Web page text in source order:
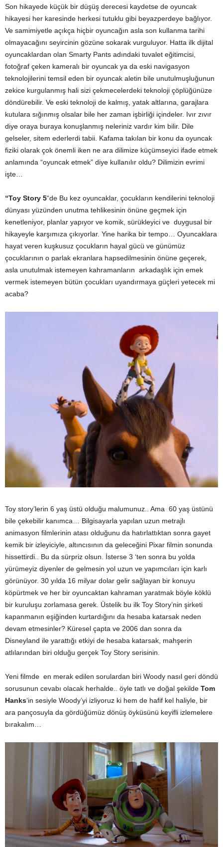
Son hikayede küçük bir düşüş derecesi kaydetse de oyuncak
hikayesi her karesinde herkesi tutuklu gibi beyazperdeye bağlıyor.
Ve samimiyetle açıkça hiçbir oyuncağın asla son kullanma tarihi
olmayacağını seyircinin gözüne sokarak vurguluyor. Hatta ilk dijital
oyuncaklardan olan Smarty Pants adındaki tuvalet eğitimcisi,
fotoğraf çeken kameralı bir oyuncak ya da eski navigasyon
teknolojilerini temsil eden bir oyuncak aletin bile unutulmuşluğunun
zekice kurgulanmış hali sizi çekmecelerdeki teknoloji çöplüğünüze
döndürebilir. Ve eski teknoloji de kalmış, yatak altlarına, garajlara
kutulara sığınmış olsalar bile her zaman işbirliği içindeler. Ivır zıvır
diye oraya buraya konuşlanmış neleriniz vardır kim bilir. Dile
gelseler, sitem ederlerdi tabii. Kafama takılan bir konu da oyuncak
fiziki olarak çok önemli iken ne ara dilimize küçümseyici ifade etmek
anlamında “oyuncak etmek” diye kullanılır oldu? Dilimizin evrimi
işte…
“Toy Story 5“de Bu kez oyuncaklar, çocukların kendilerini teknoloji
dünyası yüzünden unutma tehlikesinin önüne geçmek için
kenetleniyor, planlar yapıyor ve komik, sürükleyici ve duygusal bir
hikayeyle karşımıza çıkıyorlar. Yine harika bir tempo… Oyuncaklara
hayat veren kuşkusuz çocukların hayal gücü ve günümüz
çocuklarının o parlak ekranlara hapsedilmesinin önüne geçerek,
asla unutulmak istemeyen kahramanların arkadaşlık için emek
vermek istemeyen bütün çocukları uyandırmaya güçleri yetecek mi
acaba?
Toy story’lerin 6 yaş üstü olduğu malumunuz.. Ama 60 yaş üstünü
bile çekebilir kanımca… Bilgisayarla yapılan uzun metrajlı
animasyon filmlerinin atası olduğunu da hatırlattıktan sonra gayet
kemik bir izleyiciyle, altıncısının da geleceğini Pixar filmin sonunda
hissettirdi.. Bu da sürpriz olsun. İsterse 3 ‘ten sonra bu yolda
yürümeyiz diyenler de gelmesin yol uzun ve yapımcıları için karlı
görünüyor. 30 yılda 16 milyar dolar gelir sağlayan bir konuyu
köpürtmek ve her bir oyuncaktan kahraman yaratmak böyle köklü
bir kuruluşu zorlamasa gerek. Üstelik bu ilk Toy Story’nin şirketi
kapanmanın eşiğinden kurtardığını da hesaba katarsak neden
devam etmesinler? Küresel çapta ve 2006 dan sonra da
Disneyland ile yarattığı etkiyi de hesaba katarsak, mahşerin
atlılarından biri olduğu gerçek Toy Story serisinin.
Yeni filmde en merak edilen sorulardan biri Woody nasıl geri döndü
sorusunun cevabı olacak herhalde.. öyle tatlı ve doğal şekilde Tom
Hanks‘in sesiyle Woody’yi izliyoruz ki hem de hafif kel haliyle, bir
ara pançosuyla da gördüğümüz dönüş öyküsünü keyifli izlemelere
bırakalım…